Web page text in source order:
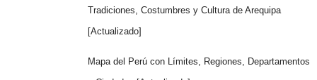
Tradiciones, Costumbres y Cultura de Arequipa
[Actualizado]
Mapa del Perú con Límites, Regiones, Departamentos